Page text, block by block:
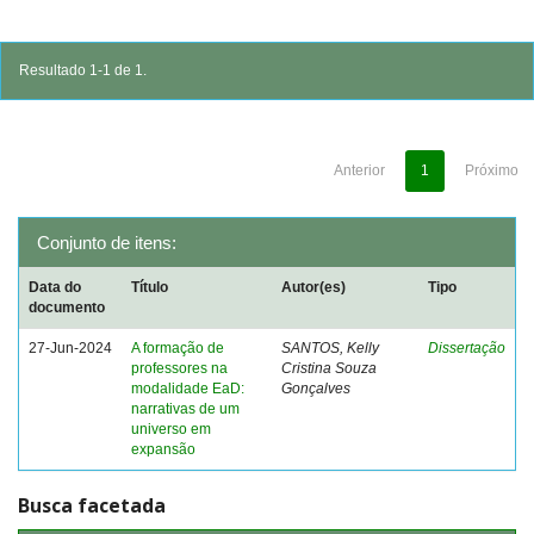
Resultado 1-1 de 1.
Anterior 1 Próximo
Conjunto de itens:
Data do
documento
Título Autor(es) Tipo
27-Jun-2024
A formação de
professores na
modalidade EaD:
narrativas de um
universo em
expansão
SANTOS, Kelly
Cristina Souza
Gonçalves
Dissertação
Busca facetada